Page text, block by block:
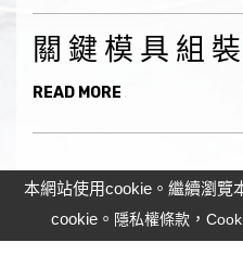
關鍵模具組
READ MORE
人
本網站使用cookie。繼續瀏覽
cookie。 隱私權條款 ，